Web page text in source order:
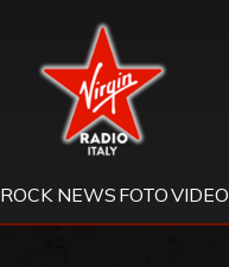
Virgin Radio
ROCK NEWS FOTOVIDEO